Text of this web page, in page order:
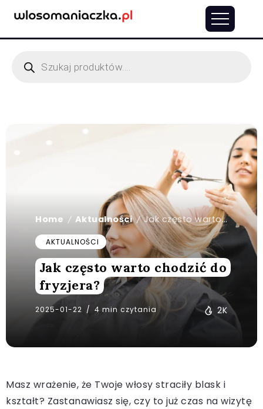
Home / Aktualności / Jak często warto chodzić do fryzjera?
AKTUALNOŚCI
Jak często warto chodzić do
fryzjera?
2025-01-22 4 min czytania 2K
Masz wrażenie, że Twoje włosy straciły blask i
kształt? Zastanawiasz się, czy to już czas na wizytę